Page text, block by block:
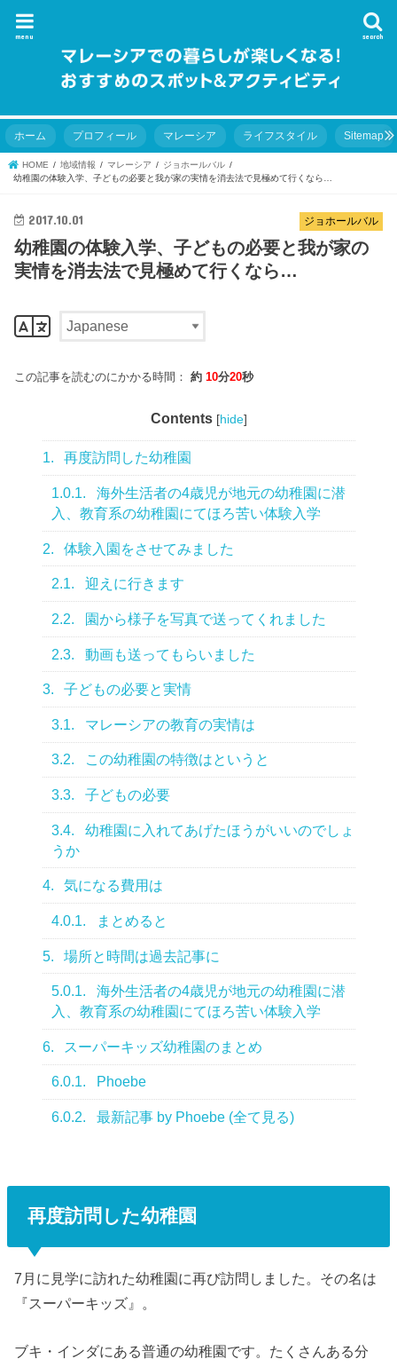
search
menu
ホーム プロフィール マレーシア ライフスタイル Sitemap
HOME 地域情報 マレーシア
ジョホールバル
幼稚園の体験入学、子どもの必要と我が家の実情を消去法で見極めて行くなら…
ジョホールバル
2017.10.01
幼稚園の体験入学、子どもの必要と我が家の
実情を消去法で見極めて行くなら…
この記事を読むのにかかる時間：約10分20秒
Contents [hide]
1. 再度訪問した幼稚園
1.0.1.
海外生活者の4歳児が地元の幼稚園に潜
入、教育系の幼稚園にてほろ苦い体験入学
2. 体験入園をさせてみました
2.1. 迎えに行きます
2.2. 園から様子を写真で送ってくれました
2.3. 動画も送ってもらいました
3. 子どもの必要と実情
3.1. マレーシアの教育の実情は
3.2. この幼稚園の特徴はというと
3.3. 子どもの必要
3.4.
幼稚園に入れてあげたほうがいいのでしょ
うか
4. 気になる費用は
4.0.1. まとめると
5. 場所と時間は過去記事に
5.0.1.
海外生活者の4歳児が地元の幼稚園に潜
入、教育系の幼稚園にてほろ苦い体験入学
6. スーパーキッズ幼稚園のまとめ
6.0.1. Phoebe
6.0.2. 最新記事 by Phoebe (全て見る)
再度訪問した幼稚園
7月に見学に訪れた幼稚園に再び訪問しました。その名は
『スーパーキッズ』。
ブキ・インダにある普通の幼稚園です。たくさんある分